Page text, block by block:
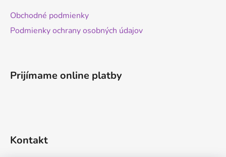
Obchodné podmienky
Podmienky ochrany osobných údajov
Prijímame online platby
Kontakt